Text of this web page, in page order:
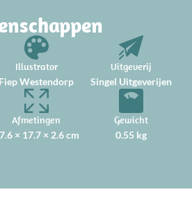
Illustrator
Fiep Westendorp
Uitgeverij
Singel Uitgeverijen
Afmetingen
× 17.7 × 2.6 cm
Gewicht
0.55 kg